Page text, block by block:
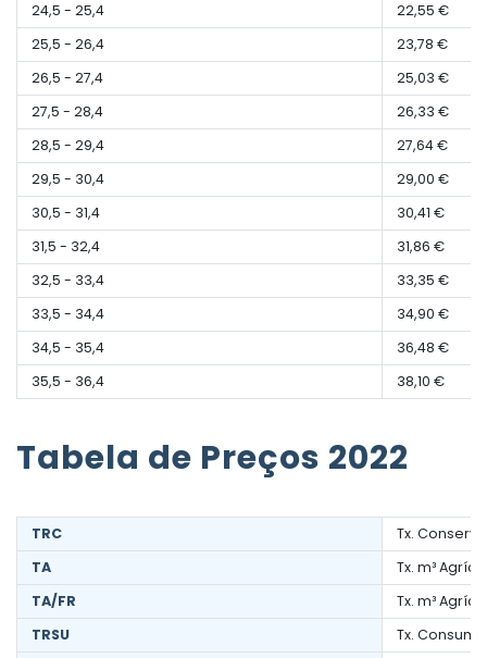
24,5 - 25,4
22,55 €
25,5 - 26,4
23,78 €
26,5 - 27,4
25,03 €
27,5 - 28,4
26,33 €
28,5 - 29,4
27,64 €
29,5 - 30,4
29,00 €
30,5 - 31,4
30,41 €
31,5 - 32,4
31,86 €
32,5 - 33,4
33,35 €
33,5 - 34,4
34,90 €
34,5 - 35,4
36,48 €
35,5 - 36,4
38,10 €
Tabela de Preços 2022
TRC
Tx.
TA
Tx. m³
TA/FR
Tx. m³
TRSU
Tx.